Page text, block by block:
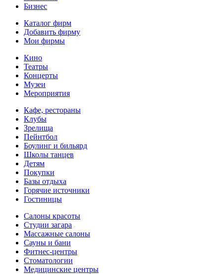
Бизнес
Каталог фирм
Добавить фирму
Мои фирмы
Кино
Театры
Концерты
Музеи
Мероприятия
Кафе, рестораны
Клубы
Зрелища
Пейнтбол
Боулинг и бильярд
Школы танцев
Детям
Покупки
Базы отдыха
Горячие источники
Гостиницы
Салоны красоты
Студии загара
Массажные салоны
Сауны и бани
Фитнес-центры
Стоматологии
Медицинские центры